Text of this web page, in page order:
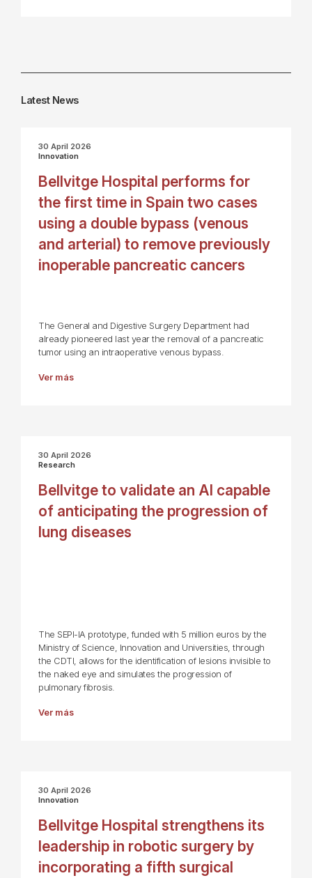
Latest News
30 April 2026
Innovation
Bellvitge Hospital performs for
the first time in Spain two cases
using a double bypass (venous
and arterial) to remove previously
inoperable pancreatic cancers
The General and Digestive Surgery Department had
already pioneered last year the removal of a pancreatic
tumor using an intraoperative venous bypass.
Ver más
30 April 2026
Research
Bellvitge to validate an AI capable
of anticipating the progression of
lung diseases
The SEPI-IA prototype, funded with 5 million euros by the
Ministry of Science, Innovation and Universities, through
the CDTI, allows for the identification of lesions invisible to
the naked eye and simulates the progression of
pulmonary fibrosis.
Ver más
30 April 2026
Innovation
Bellvitge Hospital strengthens its
leadership in robotic surgery by
incorporating a fifth surgical